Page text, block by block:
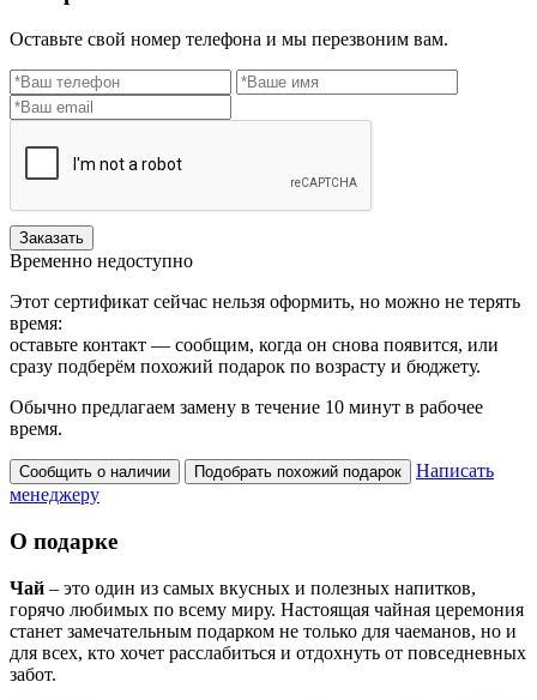
Оставьте свой номер телефона и мы перезвоним вам.
Заказать
Временно недоступно
Этот сертификат сейчас нельзя оформить, но можно не терять
время:
оставьте контакт — сообщим, когда он снова появится, или
сразу подберём похожий подарок по возрасту и бюджету.
Обычно предлагаем замену в течение 10 минут в рабочее
время.
Сообщить о наличии Подобрать похожий подарок
Написать
менеджеру
О подарке
Чай – это один из самых вкусных и полезных напитков,
горячо любимых по всему миру. Настоящая чайная церемония
станет замечательным подарком не только для чаеманов, но и
для всех, кто хочет расслабиться и отдохнуть от повседневных
забот.